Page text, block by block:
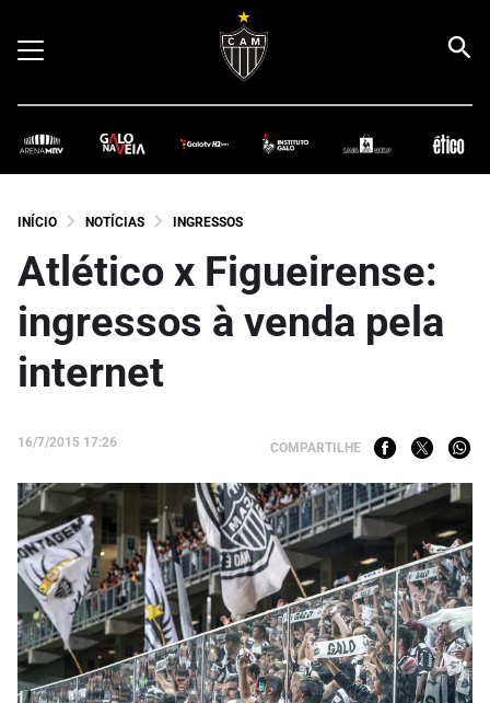
INÍCIO NOTÍCIAS INGRESSOS
Atlético x Figueirense:
ingressos à venda pela
internet
16/7/2015 17:26 COMPARTILHE